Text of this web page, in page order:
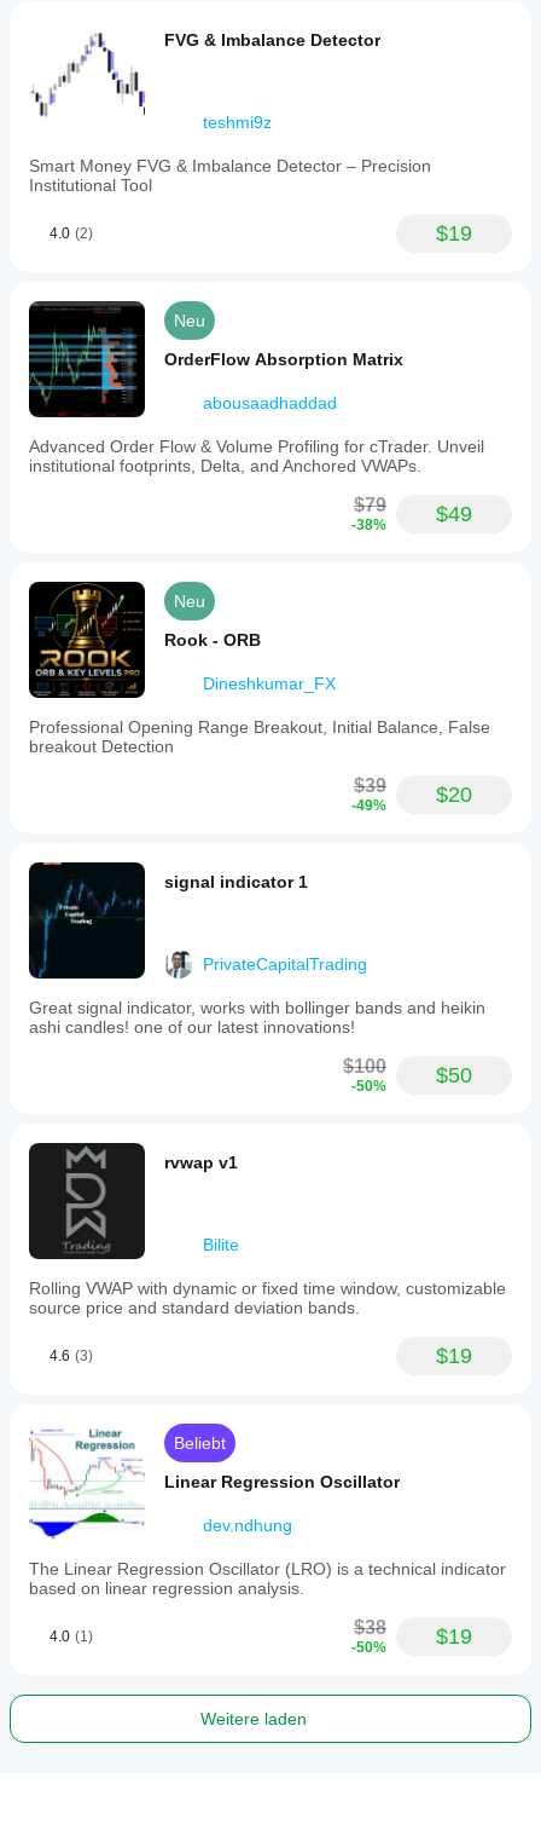
FVG & Imbalance Detector
teshmi9z
Smart Money FVG & Imbalance Detector – Precision
Institutional Tool
4.0 (2) $19
Neu
OrderFlow Absorption Matrix
abousaadhaddad
Advanced Order Flow & Volume Profiling for cTrader. Unveil
institutional footprints, Delta, and Anchored VWAPs.
$79
-38% $49
Neu
Rook - ORB
Dineshkumar_FX
Professional Opening Range Breakout, Initial Balance, False
breakout Detection
$39
-49% $20
signal indicator 1
PrivateCapitalTrading
Great signal indicator, works with bollinger bands and heikin
ashi candles! one of our latest innovations!
$100
-50% $50
rvwap v1
Bilite
Rolling VWAP with dynamic or fixed time window, customizable
source price and standard deviation bands.
4.6 (3) $19
Beliebt
Linear Regression Oscillator
dev.ndhung
The Linear Regression Oscillator (LRO) is a technical indicator
based on linear regression analysis.
4.0 (1) $38
-50% $19
Weitere laden